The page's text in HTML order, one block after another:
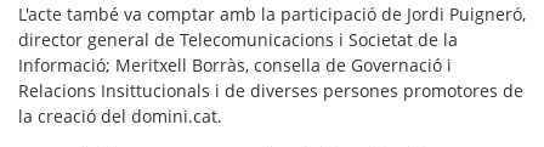
L'acte també va comptar amb la participació de Jordi Puigneró,
director general de Telecomunicacions i Societat de la
Informació; Meritxell Borràs, consella de Governació i
Relacions Insittucionals i de diverses persones promotores de
la creació del domini.cat.